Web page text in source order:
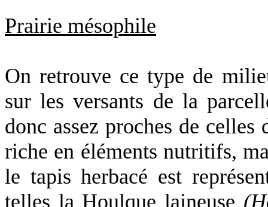
Prairie mésophile
On retrouve ce type de
sur les versants de la
donc assez proches de
riche en éléments nutritifs,
le tapis herbacé est
telles la Houlque laineuse